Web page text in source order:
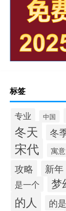
标签
专业 中国
冬天 冬
宋代 寓意
攻略 新年
是一个 梦
的人 的是